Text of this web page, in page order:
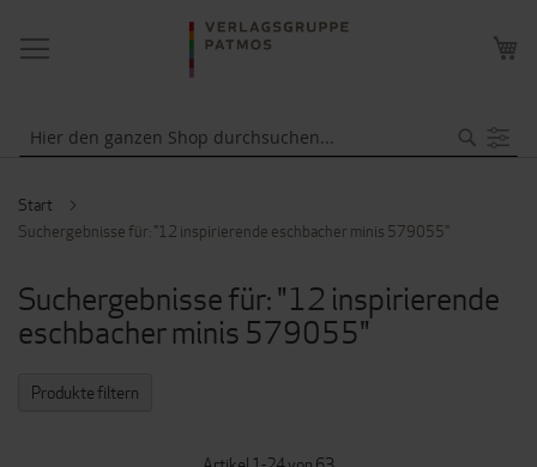
NAVIGATION
UMSCHALTEN
Start
Suchergebnisse für: "12 inspirierende eschbacher minis 579055"
Suchergebnisse für: "12 inspirierende
eschbacher minis 579055"
Produkte filtern